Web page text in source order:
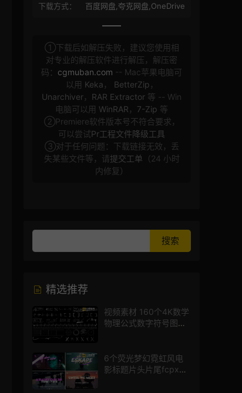
下载方式：
百度网盘,夸克网盘,OneDrive
①下载后如解压失败，建议您使用相
对专业的解压软件进行解压，解压密
码： cgmuban.com -- Mac苹果电脑可
以用 Keka ， BetterZip ，
Unarchiver， RAR Extractor 等 -- Win
电脑可以用 WinRAR ， 7-Zip 等
②Premiere软件版本号不符合要求，
可以尝试Pr工程文件降级工具
③对于任何问题：下载链接无效，丢
失某些文件等，请提交工单 （24 小时
内修复）
精选推荐
视频素材 160个4K数学
物理公式数字符号图标
6个荧光梦幻霓虹风电
影标题片头片尾fcpx插